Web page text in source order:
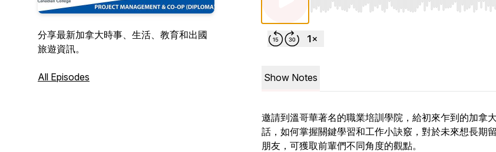
分享最新加拿大時事、生活、教育和出國
旅遊資訊。
All Episodes
Use Left/Right to seek, Home/End to jump
Show Notes
邀請到溫哥華著名的職業培訓學院，給初來乍到的加拿
話，如何掌握關鍵學習和工作小訣竅，對於未來想長期
朋友，可獲取前輩們不同角度的觀點。